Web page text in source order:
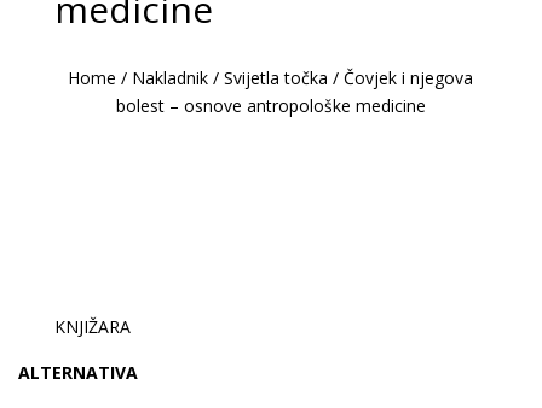
Home / Nakladnik /Svijetla točka /Čovjek i njegova
bolest – osnove antropološke medicine
KNJIŽARA
ALTERNATIVA